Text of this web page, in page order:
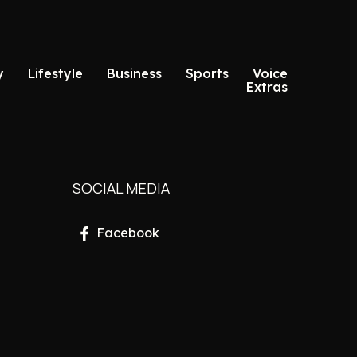
Lifestyle Business Sports
Voice
Extras
SOCIAL MEDIA
Facebook